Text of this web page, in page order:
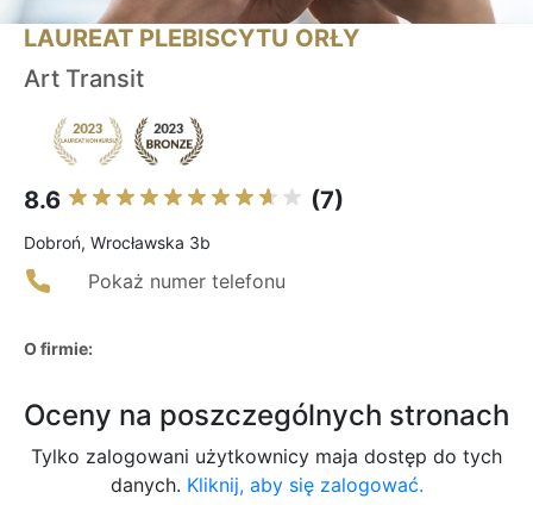
LAUREAT PLEBISCYTU ORŁY
Art Transit
8.6 (7)
Dobroń, Wrocławska 3b
Pokaż numer telefonu
O firmie:
Oceny na poszczególnych stronach
Tylko zalogowani użytkownicy maja dostęp do tych
danych. Kliknij, aby się zalogować.